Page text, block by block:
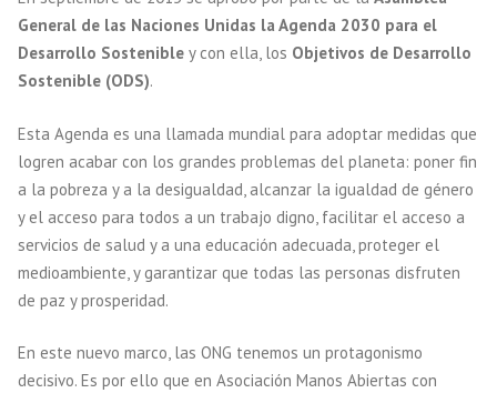
General de las Naciones Unidas la Agenda 2030 para el
Desarrollo Sostenibley con ella, los Objetivos de Desarrollo
Sostenible (ODS).
Esta Agenda es una llamada mundial para adoptar medidas que
logren acabar con los grandes problemas del planeta: poner fin
a la pobreza y a la desigualdad, alcanzar la igualdad de género
y el acceso para todos a un trabajo digno, facilitar el acceso a
servicios de salud y a una educación adecuada, proteger el
medioambiente, y garantizar que todas las personas disfruten
de paz y prosperidad.
En este nuevo marco, las ONG tenemos un protagonismo
decisivo. Es por ello que en Asociación Manos Abiertas con